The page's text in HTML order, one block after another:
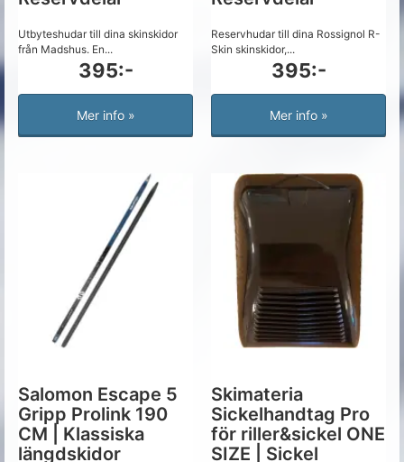
Utbyteshudar till dina skinskidor
från Madshus. En...
395:-
Mer info »
Reservhudar till dina Rossignol R-
Skin skinskidor,...
395:-
Mer info »
Salomon Escape 5
Gripp Prolink 190
CM | Klassiska
längdskidor
Skimateria
Sickelhandtag Pro
för riller&sickel ONE
SIZE | Sickel